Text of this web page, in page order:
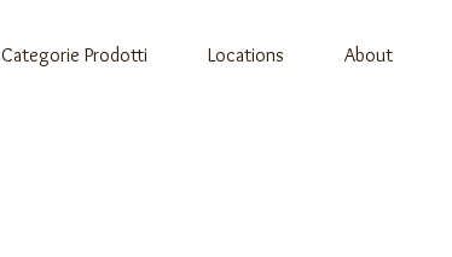
Categorie Prodotti Locations About